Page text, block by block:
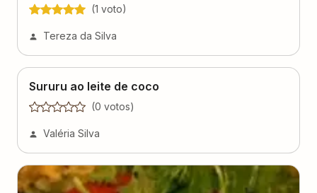
(1 voto)
Tereza da Silva
Sururu ao leite de coco
(0 votos)
Valéria Silva